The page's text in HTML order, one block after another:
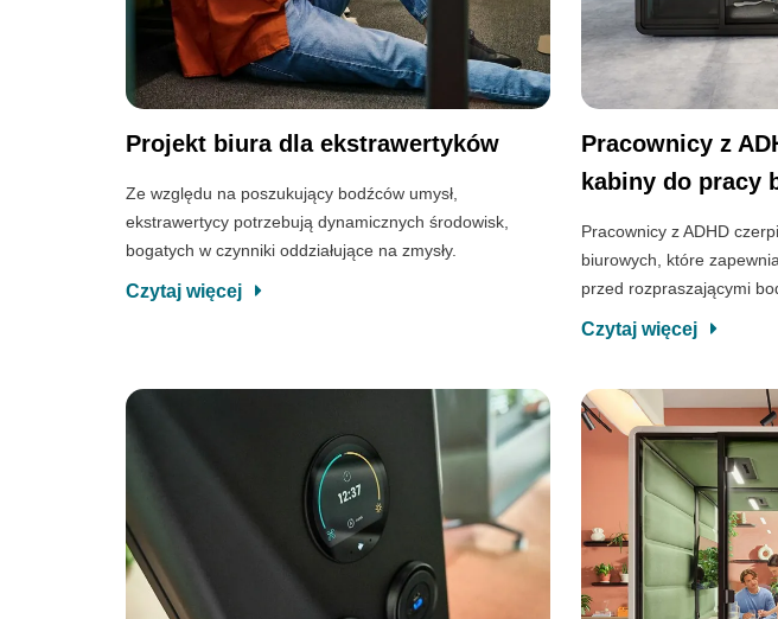
Projekt biura dla ekstrawertyków
Ze względu na poszukujący bodźców umysł,
ekstrawertycy potrzebują dynamicznych środowisk,
bogatych w czynniki oddziałujące na zmysły.
Czytaj więcej
Pracownicy z
kabiny do pracy
Pracownicy z ADHD
biurowych, które
przed rozpraszającymi
Czytaj więcej